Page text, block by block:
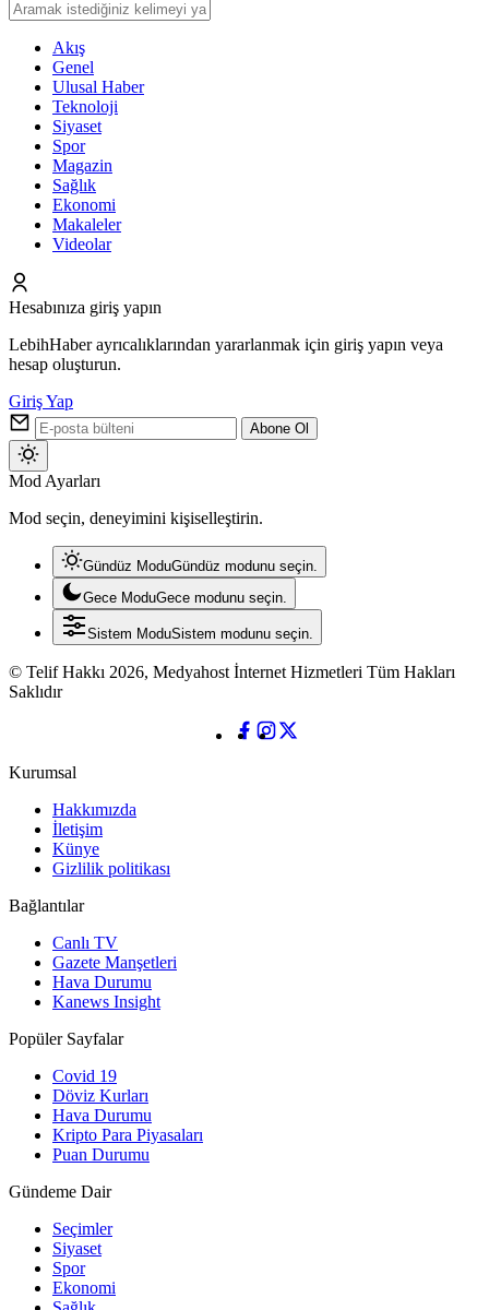
Akış
Genel
Ulusal Haber
Teknoloji
Siyaset
Spor
Magazin
Sağlık
Ekonomi
Makaleler
Videolar
Hesabınıza giriş yapın
LebihHaber ayrıcalıklarından yararlanmak için giriş yapın veya
hesap oluşturun.
Giriş Yap
Abone Ol
Mod
değiştir
Mod Ayarları
Mod seçin, deneyimini kişiselleştirin.
Gündüz ModuGündüz modunu seçin.
Gece ModuGece modunu seçin.
Sistem ModuSistem modunu seçin.
© Telif Hakkı 2026, Medyahost İnternet Hizmetleri Tüm Hakları
Saklıdır
Kurumsal
Hakkımızda
İletişim
Künye
Gizlilik politikası
Bağlantılar
Canlı TV
Gazete Manşetleri
Hava Durumu
Kanews Insight
Popüler Sayfalar
Covid 19
Döviz Kurları
Hava Durumu
Kripto Para Piyasaları
Puan Durumu
Gündeme Dair
Seçimler
Siyaset
Spor
Ekonomi